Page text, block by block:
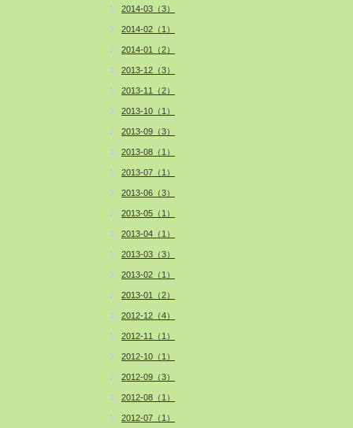
2014-03（3）
2014-02（1）
2014-01（2）
2013-12（3）
2013-11（2）
2013-10（1）
2013-09（3）
2013-08（1）
2013-07（1）
2013-06（3）
2013-05（1）
2013-04（1）
2013-03（3）
2013-02（1）
2013-01（2）
2012-12（4）
2012-11（1）
2012-10（1）
2012-09（3）
2012-08（1）
2012-07（1）